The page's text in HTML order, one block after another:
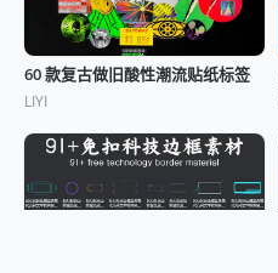
60 款复古做旧酸性潮流贴纸标签
LIYI